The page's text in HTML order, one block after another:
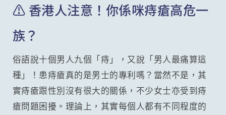
⚠️ 香港人注意！你係咪痔瘡高危一
族？
俗語說十個男人九個「痔」，又說「男人最痛算這
種」！患痔瘡真的是男士的專利嗎？當然不是，其
實痔瘡跟性別沒有很大的關係，不少女士亦受到痔
瘡問題困擾。理論上，其實每個人都有不同程度的